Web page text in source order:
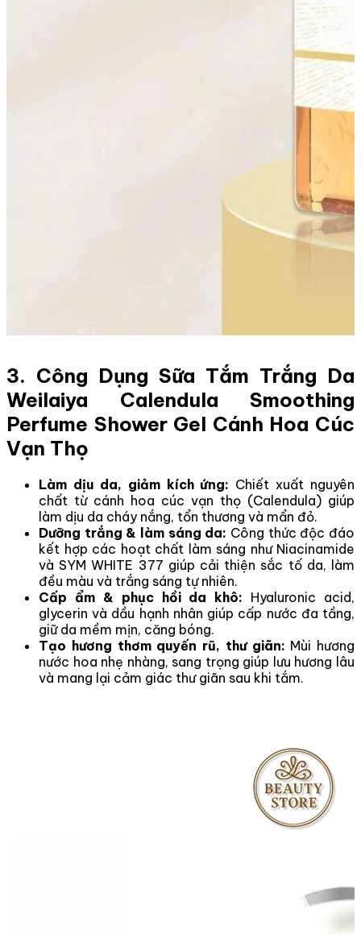
3. Công Dụng Sữa Tắm Trắng Da
Weilaiya Calendula Smoothing
Perfume Shower Gel Cánh Hoa Cúc
Vạn Thọ
Làm dịu da, giảm kích ứng: Chiết xuất nguyên
chất từ cánh hoa cúc vạn thọ (Calendula) giúp
làm dịu da cháy nắng, tổn thương và mẩn đỏ.
Dưỡng trắng & làm sáng da: Công thức độc đáo
kết hợp các hoạt chất làm sáng như Niacinamide
và SYM WHITE 377 giúp cải thiện sắc tố da, làm
đều màu và trắng sáng tự nhiên.
Cấp ẩm & phục hồi da khô: Hyaluronic acid,
glycerin và dầu hạnh nhân giúp cấp nước đa tầng,
giữ da mềm mịn, căng bóng.
Tạo hương thơm quyến rũ, thư giãn: Mùi hương
nước hoa nhẹ nhàng, sang trọng giúp lưu hương lâu
và mang lại cảm giác thư giãn sau khi tắm.